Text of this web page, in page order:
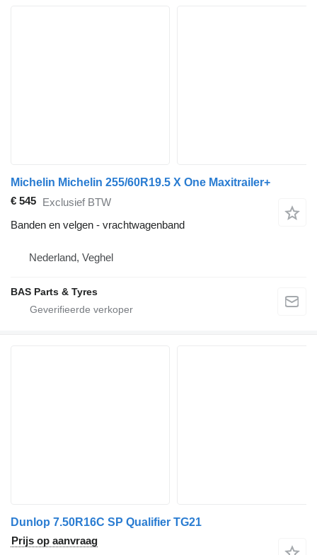
Michelin Michelin 255/60R19.5 X One Maxitrailer+
€ 545 Exclusief BTW
Banden en velgen - vrachtwagenband
Nederland, Veghel
BAS Parts & Tyres
Dunlop 7.50R16C SP Qualifier TG21
Prijs op aanvraag